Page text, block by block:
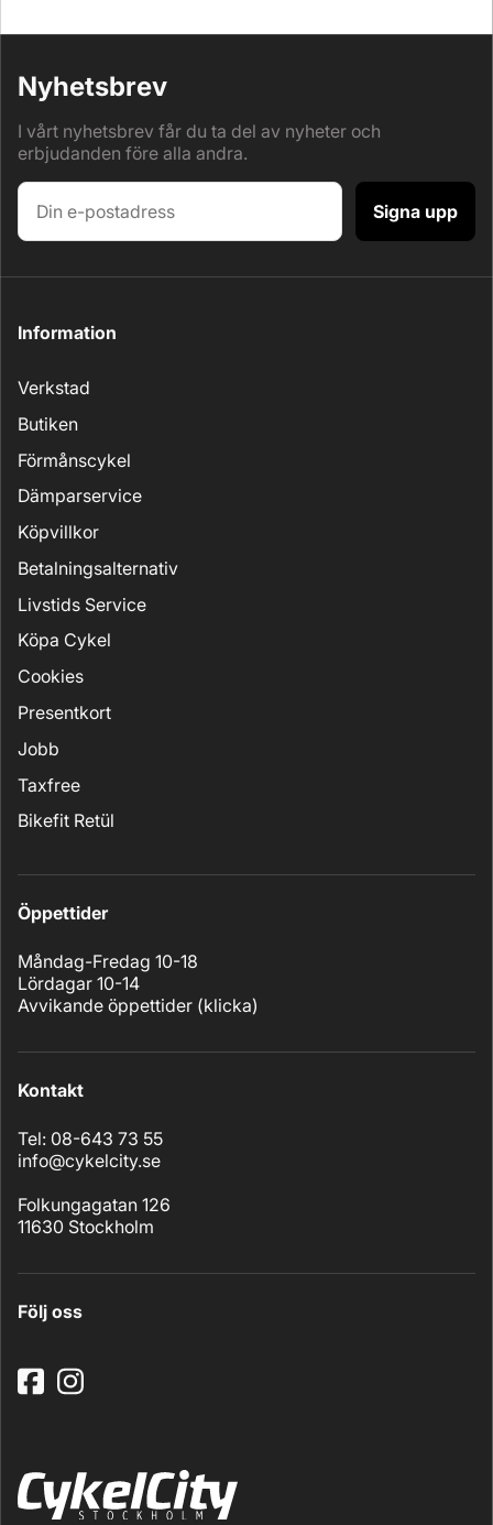
Nyhetsbrev
I vårt nyhetsbrev får du ta del av nyheter och
erbjudanden före alla andra.
Signa upp
Information
Verkstad
Butiken
Förmånscykel
Dämparservice
Köpvillkor
Betalningsalternativ
Livstids Service
Köpa Cykel
Cookies
Presentkort
Jobb
Taxfree
Bikefit Retül
Öppettider
Måndag-Fredag 10-18
Lördagar 10-14
Avvikande öppettider (klicka)
Kontakt
Tel: 08-643 73 55
info@cykelcity.se
Folkungagatan 126
11630 Stockholm
Följ oss